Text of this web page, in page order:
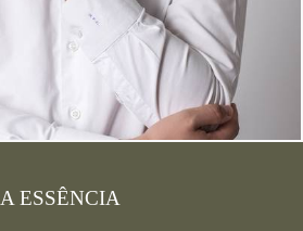
A ESSÊNCIA